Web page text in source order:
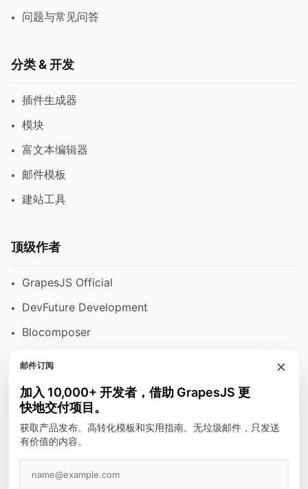
问题与常见问答
分类 & 开发
插件生成器
模块
富文本编辑器
邮件模板
建站工具
顶级作者
GrapesJS Official
DevFuture Development
Blocomposer
安全支付方式
GJS.MARKET © 2026 - 版权所有
邮件订阅
加入 10,000+ 开发者，借助 GrapesJS 更
快地交付项目。
获取产品发布、高转化模板和实用指南。无垃圾邮件，只发送
有价值的内容。